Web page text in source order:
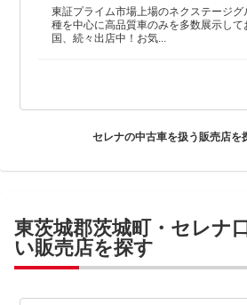
東証プライム市場上場のネクステージ
種を中心に高品質車のみを多数展示し
国、続々出店中！お気...
セレナの中古車を扱う販売店を
東茨城郡茨城町・セレナ
い販売店を探す